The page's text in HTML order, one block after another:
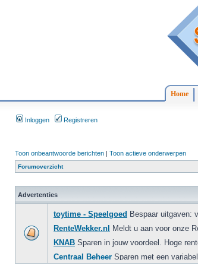
Home
Inloggen Registreren
Toon onbeantwoorde berichten | Toon actieve onderwerpen
Forumoverzicht
Advertenties